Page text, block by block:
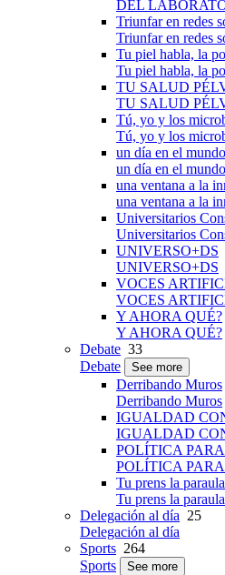
DEL
Triunfar en redes
Triunfar en redes
Tu piel habla, la
Tu piel habla, la
TU SALUD
TU SALUD
Tú, yo y los
Tú, yo y los
un día en el mundo
un día en el mundo
una ventana a la
una ventana a la
Universitarios
Universitarios
UNIVERSO+DS
UNIVERSO+DS
VOCES
VOCES
Y AHORA QUÉ?
Y AHORA QUÉ?
Debate 33
Debate
See more
Derribando Muros
Derribando Muros
IGUALDAD
IGUALDAD
POLÍTICA
POLÍTICA
Tu prens la paraula
Tu prens la paraula
Delegación al día 25
Delegación al día
Sports 264
Sports
See more